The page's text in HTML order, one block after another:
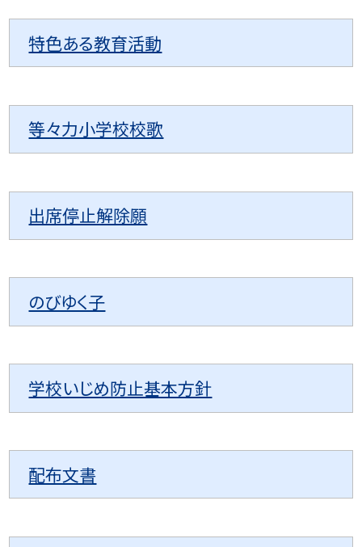
特色ある教育活動
等々力小学校校歌
出席停止解除願
のびゆく子
学校いじめ防止基本方針
配布文書